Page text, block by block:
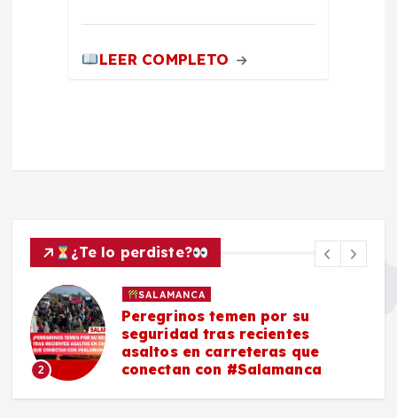
LEER COMPLETO
¿Te lo perdiste?
2
SALAMANCA
Peregrinos temen por su
seguridad tras recientes
asaltos en carreteras que
conectan con #Salamanca